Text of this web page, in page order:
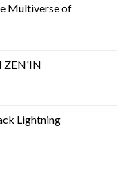
Multiverse of
ZEN'IN
Lightning